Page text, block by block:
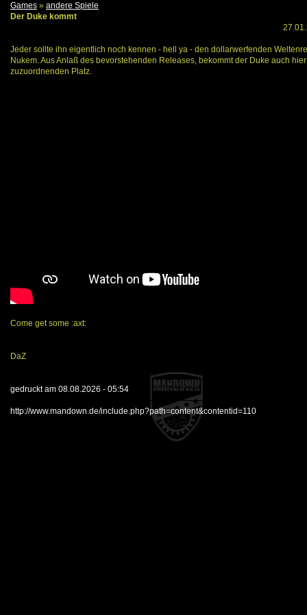
Games » andere Spiele
Der Duke kommt
Jeder sollte ihn eigentlich noch kennen - hell ya - den dollarwerfenden
Nukem. Aus Anlaß des bevorstehenden Releases, bekommt der Duke auch
zuzuordnenden Platz.
Come get some :axt:
DaZ
gedruckt am 08.08.2026 - 05:54
http://www.mandown.de/include.php?path=content&contentid=110